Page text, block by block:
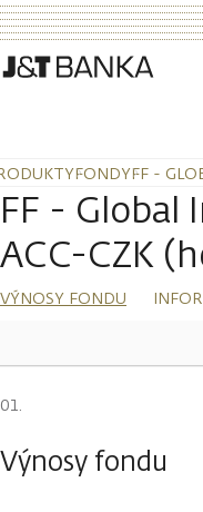
FONDYFF -
FF - Global
ACC-CZK
VÝNOSY FONDU
Výnosy fondu